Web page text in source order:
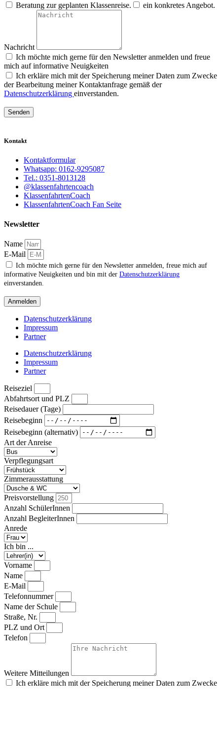
Beratung zur geplanten Klassenreise.
ein konkretes Angebot.
Nachricht
Ich möchte mich gerne für den Newsletter anmelden und freue
mich auf informative Neuigkeiten
Ich erkläre mich mit der Speicherung meiner Daten zum Zwecke
der Bearbeitung meiner Kontaktanfrage gemäß der
Datenschutzerklärung einverstanden.
Senden
Kontakt
Kontaktformular
Whatsapp: 0162-9295087
Tel.: 0351-8013128
@klassenfahrtencoach
KlassenfahrtenCoach
KlassenfahrtenCoach Fan Seite
Newsletter
Name
E-Mail
Ich möchte mich gerne für den Newsletter anmelden, freue mich auf
informative Neuigkeiten und bin mit der Datenschutzerklärung
einverstanden.
Anmelden
Datenschutzerklärung
Impressum
Partner
Datenschutzerklärung
Impressum
Partner
Reiseziel
Abfahrtsort und PLZ
Reisedauer (Tage)
Reisebeginn
Reisebeginn (alternativ)
Art der Anreise
Verpflegungsart
Zimmerausstattung
Preisvorstellung
Anzahl SchülerInnen
Anzahl BegleiterInnen
Anrede
Ich bin ...
Vorname
Name
E-Mail
Telefonnummer
Name der Schule
Straße, Nr.
PLZ und Ort
Telefon
Weitere Mitteilungen
Ich erkläre mich mit der Speicherung meiner Daten zum Zwecke